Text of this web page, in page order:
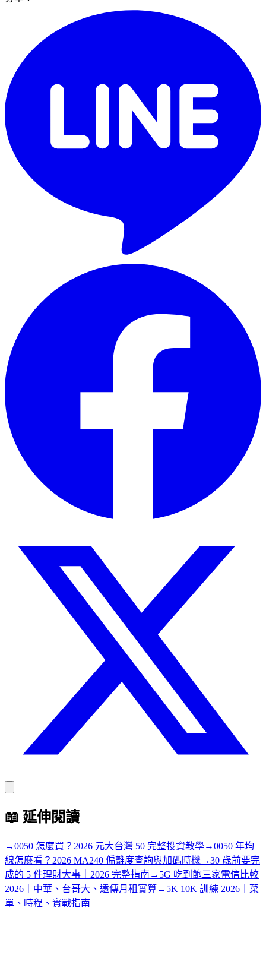
📖 延伸閱讀
→0050 怎麼買？2026 元大台灣 50 完整投資教學→0050 年均
線怎麼看？2026 MA240 偏離度查詢與加碼時機 →30 歲前要完
成的 5 件理財大事｜2026 完整指南 → 5G 吃到飽三家電信比較
2026｜中華、台哥大、遠傳月租實算→ 5K 10K 訓練 2026｜菜
單、時程、實戰指南